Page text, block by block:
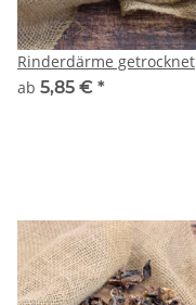
Rinderdärme getrocknet
ab 5,85 € *